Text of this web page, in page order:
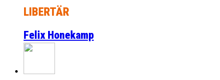
LIBERTÄR
Felix Honekamp